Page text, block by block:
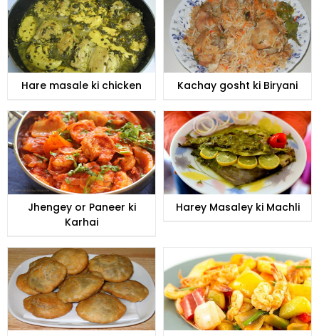
Hare masale ki chicken Kachay gosht ki Biryani
Jhengey or Paneer ki
Karhai
Harey Masaley ki Machli